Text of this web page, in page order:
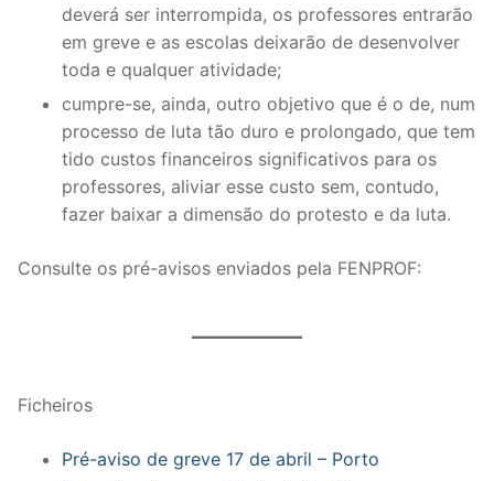
deverá ser interrompida, os professores entrarão
em greve e as escolas deixarão de desenvolver
toda e qualquer atividade;
cumpre-se, ainda, outro objetivo que é o de, num
processo de luta tão duro e prolongado, que tem
tido custos financeiros significativos para os
professores, aliviar esse custo sem, contudo,
fazer baixar a dimensão do protesto e da luta.
Consulte os pré-avisos enviados pela FENPROF:
Ficheiros
Pré-aviso de greve 17 de abril – Porto